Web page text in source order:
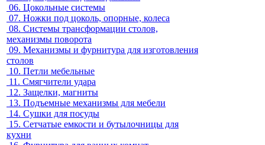
06. Цокольные системы
07. Ножки под цоколь, опорные, колеса
08. Системы трансформации столов,
механизмы поворота
09. Механизмы и фурнитура для изготовления
столов
10. Петли мебельные
11. Смягчители удара
12. Защелки, магниты
13. Подъемные механизмы для мебели
14. Сушки для посуды
15. Сетчатые емкости и бутылочницы для
кухни